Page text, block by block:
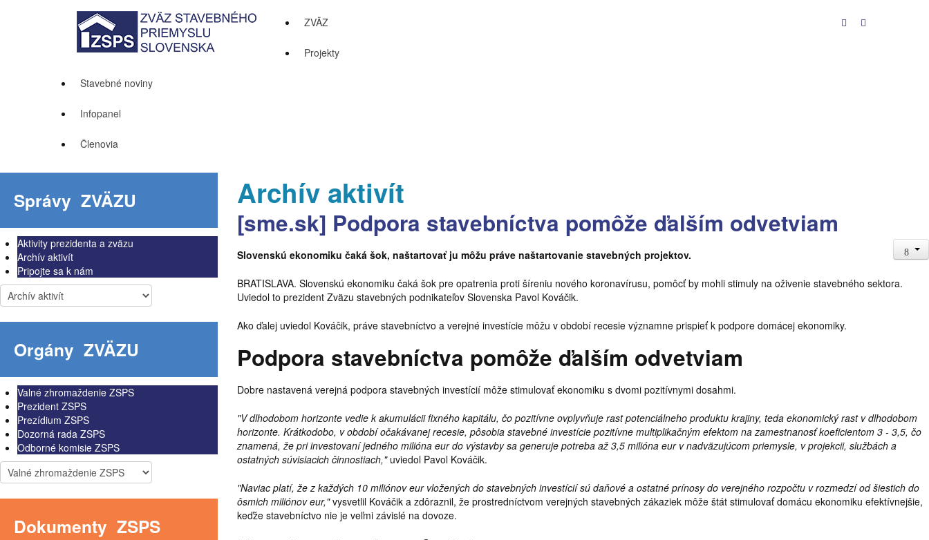
 
ZVÄZ
Projekty
Stavebné noviny
Infopanel
Členovia
Správy ZVÄZU
Aktivity prezidenta a zväzu
Archív aktivít
Pripojte sa k nám
Orgány ZVÄZU
Valné zhromaždenie ZSPS
Prezident ZSPS
Prezídium ZSPS
Dozorná rada ZSPS
Odborné komisie ZSPS
Dokumenty ZSPS
Archív aktivít
[sme.sk] Podpora stavebníctva pomôže ďalším odvetviam
Slovenskú ekonomiku čaká šok, naštartovať ju môžu práve naštartovanie stavebných projektov.
BRATISLAVA. Slovenskú ekonomiku čaká šok pre opatrenia proti šíreniu nového koronavírusu, pomôcť by mohli stimuly na oživenie stavebného sektora.
Uviedol to prezident Zväzu stavebných podnikateľov Slovenska Pavol Kováčik.
Ako ďalej uviedol Kováčik, práve stavebníctvo a verejné investície môžu v období recesie významne prispieť k podpore domácej ekonomiky.
Podpora stavebníctva pomôže ďalším odvetviam
Dobre nastavená verejná podpora stavebných investícií môže stimulovať ekonomiku s dvomi pozitívnymi dosahmi.
"V dlhodobom horizonte vedie k akumulácii fixného kapitálu, čo pozitívne ovplyvňuje rast potenciálneho produktu krajiny, teda ekonomický rast v dlhodobom
horizonte. Krátkodobo, v období očakávanej recesie, pôsobia stavebné investície pozitívne multiplikačným efektom na zamestnanosť koeficientom 3 - 3,5, čo
znamená, že pri investovaní jedného milióna eur do výstavby sa generuje potreba až 3,5 milióna eur v nadväzujúcom priemysle, v projekcii, službách a
ostatných súvisiacich činnostiach,"uviedol Pavol Kováčik.
"Naviac platí, že z každých 10 miliónov eur vložených do stavebných investícií sú daňové a ostatné prínosy do verejného rozpočtu v rozmedzí od šiestich do
ôsmich miliónov eur,"vysvetlil Kováčik a zdôraznil, že prostredníctvom verejných stavebných zákaziek môže štát stimulovať domácu ekonomiku efektívnejšie,
keďže stavebníctvo nie je veľmi závislé na dovoze.